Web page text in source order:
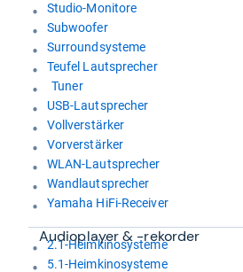
Studio-Monitore
Subwoofer
Surroundsysteme
Teufel Lautsprecher
Tuner
USB-Lautsprecher
Vollverstärker
Vorverstärker
WLAN-Lautsprecher
Wandlautsprecher
Yamaha HiFi-Receiver
Audio­player & -​rekorder
2.1-Heimkinosysteme
5.1-Heimkinosysteme